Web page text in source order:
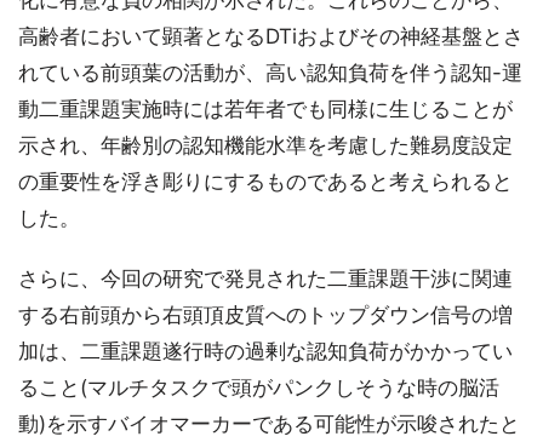
高齢者において顕著となるDTiおよびその神経基盤とさ
れている前頭葉の活動が、高い認知負荷を伴う認知-運
動二重課題実施時には若年者でも同様に生じることが
示され、年齢別の認知機能水準を考慮した難易度設定
の重要性を浮き彫りにするものであると考えられると
した。
さらに、今回の研究で発見された二重課題干渉に関連
する右前頭から右頭頂皮質へのトップダウン信号の増
加は、二重課題遂行時の過剰な認知負荷がかかってい
ること(マルチタスクで頭がパンクしそうな時の脳活
動)を示すバイオマーカーである可能性が示唆されたと